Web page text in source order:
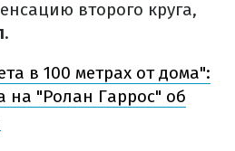
второго круга,
.
в 100 метрах от дома":
на "Ролан Гаррос" об